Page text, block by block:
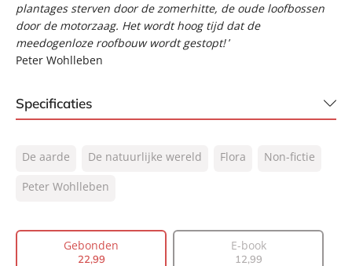
plantages sterven door de zomerhitte, de oude loofbossen
door de motorzaag. Het wordt hoog tijd dat de
meedogenloze roofbouw wordt gestopt!’
Peter Wohlleben
Specificaties
NUR:
410
Type:
Vertaler:
Bonella van Beusekom
De aarde De natuurlijke wereld Flora
Non-fictie
Peter Wohlleben
Gebonden
22,99
E-book
12,99